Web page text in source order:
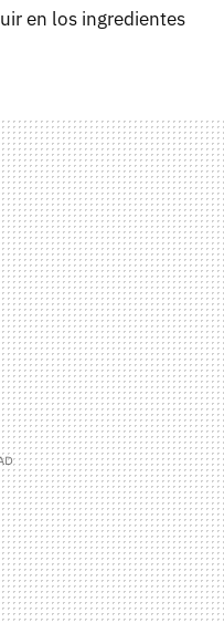
en los ingredientes